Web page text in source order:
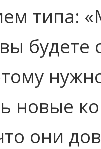
типа:
новые
они